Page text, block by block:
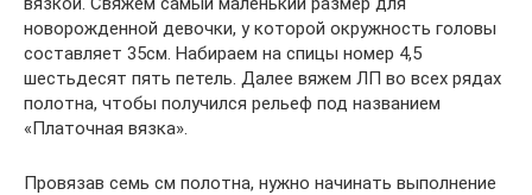
новорожденной девочки, у которой окружность головы
составляет 35см. Набираем на спицы номер 4,5
шестьдесят пять петель. Далее вяжем ЛП во всех рядах
полотна, чтобы получился рельеф под названием
«Платочная вязка».
Провязав семь см полотна, нужно начинать выполнение